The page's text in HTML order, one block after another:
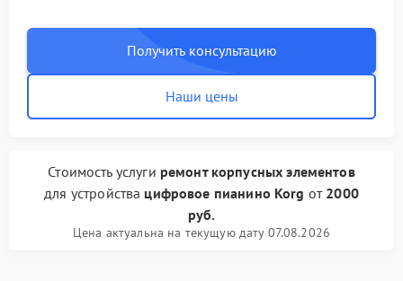
Получить консультацию
Наши цены
Стоимость услуги ремонт корпусных элементов
для устройства цифровое пианино Korg от 2000
руб.
Цена актуальна на текущую дату 07.08.2026